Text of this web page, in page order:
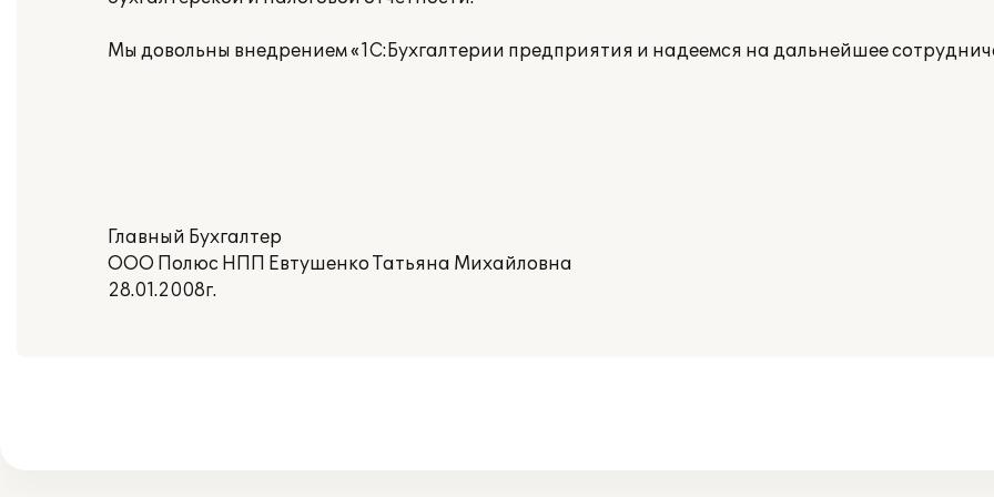
Мы довольны внедрением «1С:Бухгалтерии предприятия и надеемся на дальнейшее
Главный Бухгалтер
ООО Полюс НПП Евтушенко Татьяна Михайловна
28.01.2008г.